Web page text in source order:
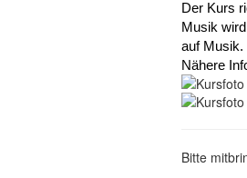
Der Kurs
Musik
auf Musik.
Nähere
Bitte